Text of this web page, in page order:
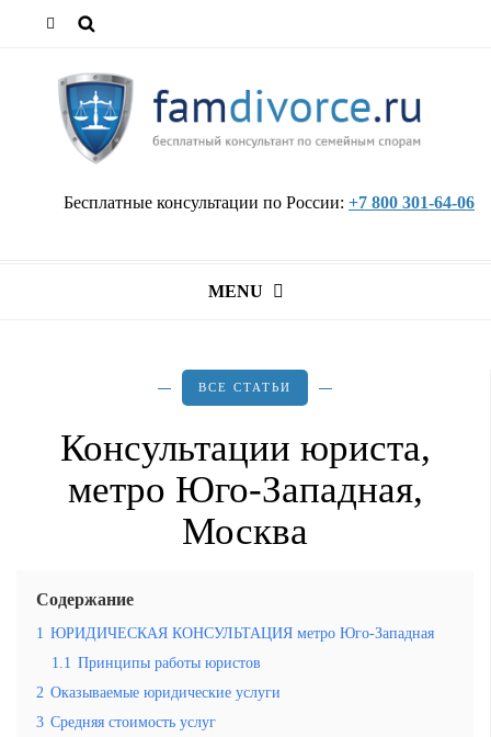
Бесплатные консультации по России: +7 800 301-64-06
MENU
ВСЕ СТАТЬИ
Консультации юриста,
метро Юго-Западная,
Москва
Содержание
1 ЮРИДИЧЕСКАЯ КОНСУЛЬТАЦИЯ метро Юго-Западная
1.1 Принципы работы юристов
2 Оказываемые юридические услуги
3 Средняя стоимость услуг